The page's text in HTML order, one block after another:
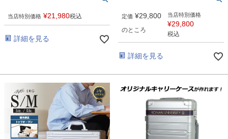
当店特別価格 ¥21,980税込
詳細を見る
定価 ¥29,800
のところ
当店特別価格
¥29,800
税込
詳細を見る